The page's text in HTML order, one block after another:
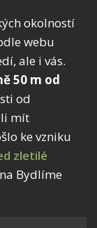
okolností
webu
ale i vás.
50 m od
od
mít
ke vzniku
zletilé
Bydlíme